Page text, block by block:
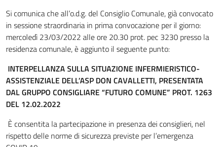
Si comunica che all’o.d.g. del Consiglio Comunale, già convocato
in sessione straordinaria in prima convocazione per il giorno:
mercoledì 23/03/2022 alle ore 20.30 prot. pec 3230 presso la
residenza comunale, è aggiunto il seguente punto:
INTERPELLANZA SULLA SITUAZIONE INFERMIERISTICO-
ASSISTENZIALE DELL’ASP DON CAVALLETTI, PRESENTATA
DAL GRUPPO CONSIGLIARE “FUTURO COMUNE” PROT. 1263
DEL 12.02.2022
È consentita la partecipazione in presenza dei consiglieri, nel
rispetto delle norme di sicurezza previste per l’emergenza